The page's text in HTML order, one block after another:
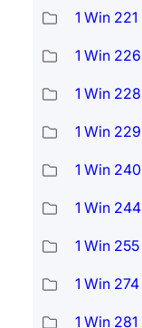
1 Win 221
1 Win 226
1 Win 228
1 Win 229
1 Win 240
1 Win 244
1 Win 255
1 Win 274
1 Win 281